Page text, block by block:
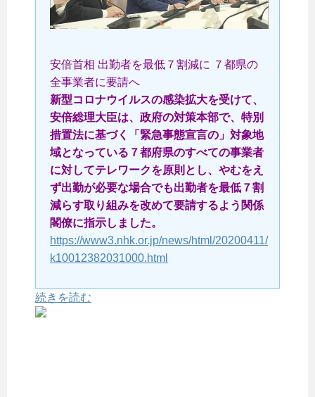
安倍首相 出勤者を最低７割減に ７都県の
全事業者に要請へ
新型コロナウイルスの感染拡大を受けて、
安倍総理大臣は、政府の対策本部で、特別
措置法に基づく「緊急事態宣言の」対象地
域となっている７都府県のすべての事業者
に対してテレワークを原則とし、やむをえ
ず出勤が必要な場合でも出勤者を最低７割
減らす取り組みを改めて要請するよう関係
閣僚に指示しました。
https://www3.nhk.or.jp/news/html/20200411/
k10012382031000.html
続きを読む